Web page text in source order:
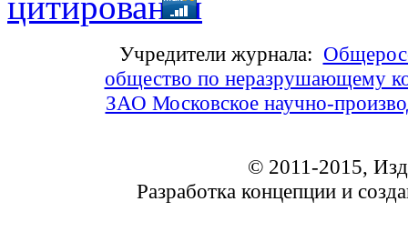
Учредители журнала:
общество по неразрушающему
ЗАО Московское научно-
© 2011-2015,
Разработка концепции и